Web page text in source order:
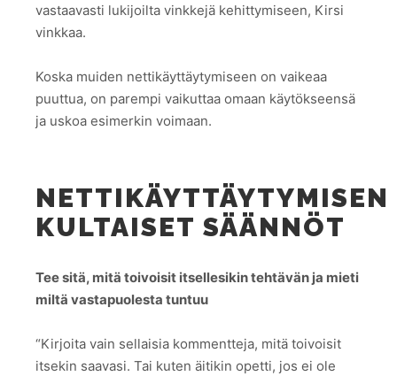
vastaavasti lukijoilta vinkkejä kehittymiseen, Kirsi
vinkkaa.
Koska muiden nettikäyttäytymiseen on vaikeaa
puuttua, on parempi vaikuttaa omaan käytökseensä
ja uskoa esimerkin voimaan.
NETTIKÄYTTÄYTYMISEN
KULTAISET SÄÄNNÖT
Tee sitä, mitä toivoisit itsellesikin tehtävän ja mieti
miltä vastapuolesta tuntuu
“Kirjoita vain sellaisia kommentteja, mitä toivoisit
itsekin saavasi. Tai kuten äitikin opetti, jos ei ole